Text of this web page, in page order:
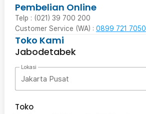
Pembelian Online
Telp : (021) 39 700 200
Customer Service (WA) : 0899 721 7050
Toko Kami
Jabodetabek
Lokasi
Jakarta Pusat
Toko